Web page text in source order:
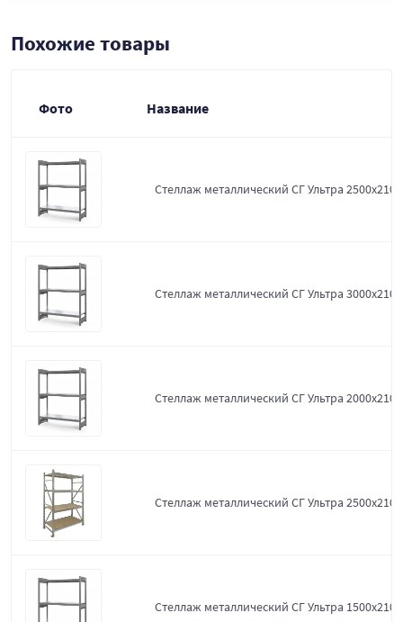
Похожие товары
Фото Название
Стеллаж металлический СГ Ультра
Стеллаж металлический СГ Ультра
Стеллаж металлический СГ Ультра
Стеллаж металлический СГ Ультра
Стеллаж металлический СГ Ультра